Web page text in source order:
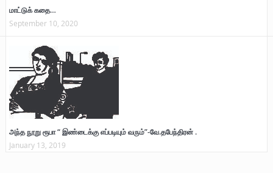
மாட்டுக் கதை…
September 10, 2020
அந்த நூறு ரூபா “ இண்டைக்கு எப்படியும் வரும்”-வே.தபேந்திரன் .
January 13, 2019